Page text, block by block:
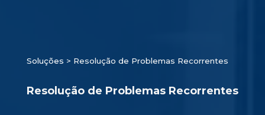
Soluções > Resolução de Problemas Recorrentes
Resolução de Problemas Recorrentes